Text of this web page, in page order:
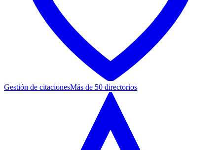
Gestión de citacionesMás de 50 directorios